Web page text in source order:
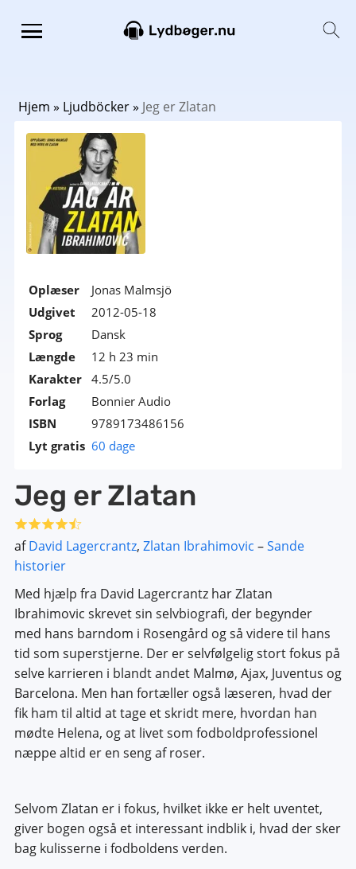
Hjem » Ljudböcker» Jeg er Zlatan
Oplæser
Jonas Malmsjö
Udgivet
2012-05-18
Sprog
Dansk
Længde
12 h 23 min
Karakter
4.5/5.0
Forlag
Bonnier Audio
ISBN
9789173486156
Lyt gratis 60 dage
Jeg er Zlatan
afDavid Lagercrantz, Zlatan Ibrahimovic –Sande
historier
Med hjælp fra David Lagercrantz har Zlatan
Ibrahimovic skrevet sin selvbiografi, der begynder
med hans barndom i Rosengård og så videre til hans
tid som superstjerne. Der er selvfølgelig stort fokus på
selve karrieren i blandt andet Malmø, Ajax, Juventus og
Barcelona. Men han fortæller også læseren, hvad der
fik ham til altid at tage et skridt mere, hvordan han
mødte Helena, og at livet som fodboldprofessionel
næppe altid er en seng af roser.
Selvom Zlatan er i fokus, hvilket ikke er helt uventet,
giver bogen også et interessant indblik i, hvad der sker
bag kulisserne i fodboldens verden.